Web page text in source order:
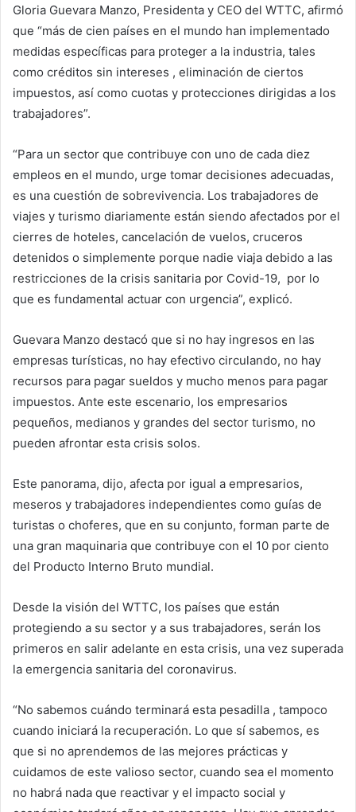
Gloria Guevara Manzo, Presidenta y CEO del WTTC, afirmó
que “más de cien países en el mundo han implementado
medidas específicas para proteger a la industria, tales
como créditos sin intereses , eliminación de ciertos
impuestos, así como cuotas y protecciones dirigidas a los
trabajadores”.
“Para un sector que contribuye con uno de cada diez
empleos en el mundo, urge tomar decisiones adecuadas,
es una cuestión de sobrevivencia. Los trabajadores de
viajes y turismo diariamente están siendo afectados por el
cierres de hoteles, cancelación de vuelos, cruceros
detenidos o simplemente porque nadie viaja debido a las
restricciones de la crisis sanitaria por Covid-19, por lo
que es fundamental actuar con urgencia”, explicó.
Guevara Manzo destacó que si no hay ingresos en las
empresas turísticas, no hay efectivo circulando, no hay
recursos para pagar sueldos y mucho menos para pagar
impuestos. Ante este escenario, los empresarios
pequeños, medianos y grandes del sector turismo, no
pueden afrontar esta crisis solos.
Este panorama, dijo, afecta por igual a empresarios,
meseros y trabajadores independientes como guías de
turistas o choferes, que en su conjunto, forman parte de
una gran maquinaria que contribuye con el 10 por ciento
del Producto Interno Bruto mundial.
Desde la visión del WTTC, los países que están
protegiendo a su sector y a sus trabajadores, serán los
primeros en salir adelante en esta crisis, una vez superada
la emergencia sanitaria del coronavirus.
“No sabemos cuándo terminará esta pesadilla , tampoco
cuando iniciará la recuperación. Lo que sí sabemos, es
que si no aprendemos de las mejores prácticas y
cuidamos de este valioso sector, cuando sea el momento
no habrá nada que reactivar y el impacto social y